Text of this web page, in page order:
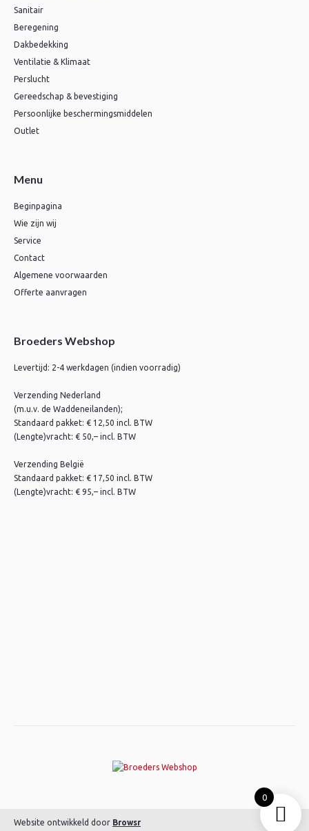
Sanitair
Beregening
Dakbedekking
Ventilatie & Klimaat
Perslucht
Gereedschap & bevestiging
Persoonlijke beschermingsmiddelen
Outlet
Menu
Beginpagina
Wie zijn wij
Service
Contact
Algemene voorwaarden
Offerte aanvragen
Broeders Webshop
Levertijd: 2-4 werkdagen (indien voorradig)
Verzending Nederland
(m.u.v. de Waddeneilanden);
Standaard pakket: € 12,50 incl. BTW
(Lengte)vracht: € 50,– incl. BTW
Verzending België
Standaard pakket: € 17,50 incl. BTW
(Lengte)vracht: € 95,– incl. BTW
Website ontwikkeld door Browsr
0